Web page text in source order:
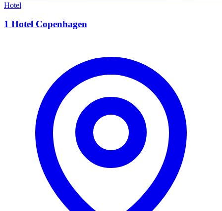
Hotel
1 Hotel Copenhagen